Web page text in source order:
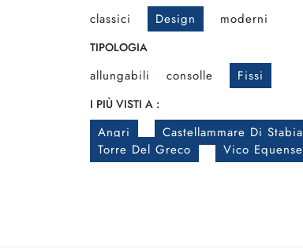
classici Design moderni
TIPOLOGIA
allungabili consolle Fissi
I PIÙ VISTI A :
Angri Castellammare Di Stabia
Torre Del Greco
Vico Equense